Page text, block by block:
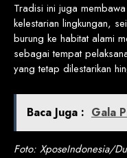
Tradisi ini juga
kelestarian lingkungan,
burung ke habitat alami
sebagai tempat
yang tetap dilestarikan
Baca Juga : Gala
Foto: XposeIndonesia/